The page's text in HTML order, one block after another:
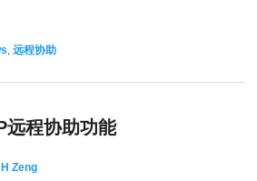
,远程协助
程协助功能
H Zeng